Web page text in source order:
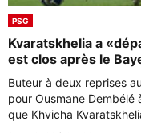
PSG
Kvaratskhelia a
est clos après le
Buteur à deux reprises
pour Ousmane Dembélé
que Khvicha